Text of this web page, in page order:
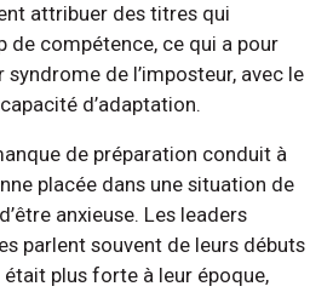
attribuer des titres qui
de compétence, ce qui a pour
de l’imposteur, avec le
d’adaptation.
de préparation conduit à
placée dans une situation de
anxieuse. Les leaders
parlent souvent de leurs débuts
plus forte à leur époque,